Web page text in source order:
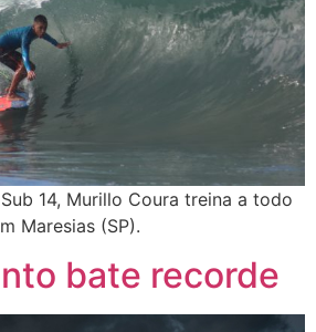
14, Murillo Coura treina a todo
Maresias (SP).
bate recorde